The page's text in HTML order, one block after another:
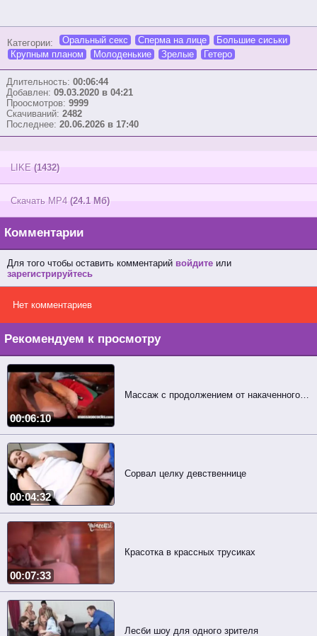
Категории: Оральный секс Сперма на лице
Большие сиськи
Крупным планом
Молоденькие Зрелые Гетеро
Длительность: 00:06:44
Добавлен: 09.03.2020 в 04:21
Проосмотров: 9999
Скачиваний: 2482
Последнее: 20.06.2026 в 17:40
LIKE (1432)
Скачать MP4 (24.1 Мб)
Комментарии
Для того чтобы оставить комментарий войдите или
зарегистрируйтесь
Нет комментариев
Рекомендуем к просмотру
Массаж с продолжением от накаченного гея
00:06:10
Сорвал целку девственнице
00:04:32
Красотка в крассных трусиках
00:07:33
Лесби шоу для одного зрителя